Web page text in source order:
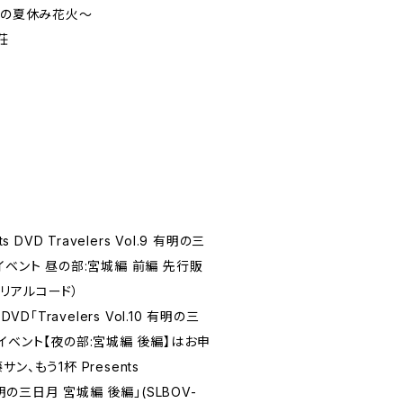
夏休み花火～
DVD Travelers Vol.9 有明の三
ント 昼の部:宮城編 前編 先行販
ルコード）
「Travelers Vol.10 有明の三
ント【夜の部:宮城編 後編】はお申
サン、もう1杯 Presents
三日月 宮城編 後編」(SLBOV-